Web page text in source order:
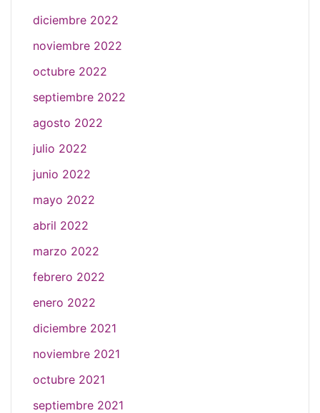
diciembre 2022
noviembre 2022
octubre 2022
septiembre 2022
agosto 2022
julio 2022
junio 2022
mayo 2022
abril 2022
marzo 2022
febrero 2022
enero 2022
diciembre 2021
noviembre 2021
octubre 2021
septiembre 2021